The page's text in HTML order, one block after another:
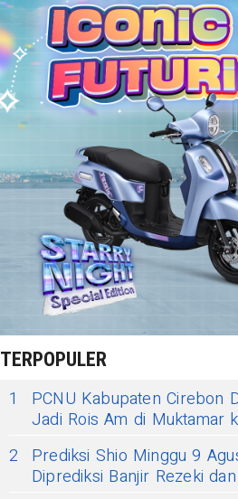
TERPOPULER
1
PCNU Kabupaten Cirebon
Jadi Rois Am di Muktamar
2
Prediksi Shio Minggu 9
Diprediksi Banjir Rezeki